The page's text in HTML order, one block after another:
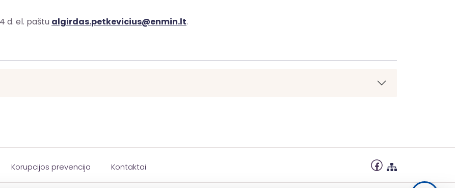
d. el. paštu algirdas.petkevicius@enmin.lt.
Korupcijos prevencija Kontaktai